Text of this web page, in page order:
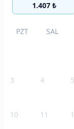
1.407 ₺
PZT SAL
3 4 5
10 11